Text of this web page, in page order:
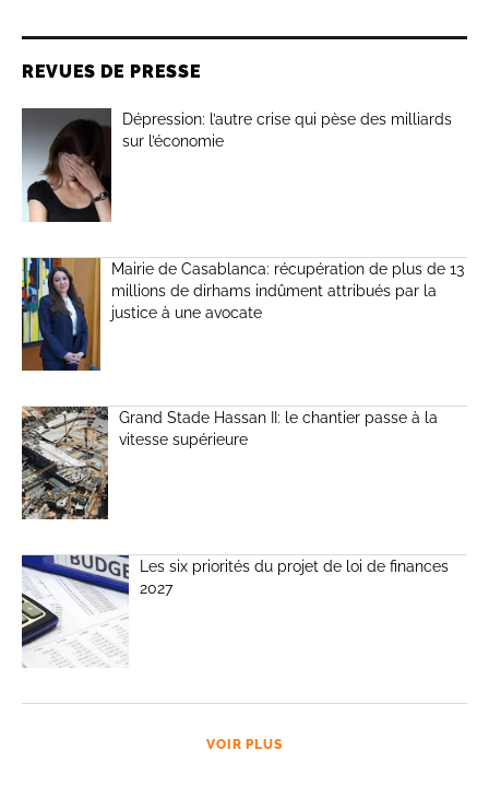
REVUES DE PRESSE
Dépression: l’autre crise qui pèse des milliards
sur l’économie
Mairie de Casablanca: récupération de plus de 13
millions de dirhams indûment attribués par la
justice à une avocate
Grand Stade Hassan II: le chantier passe à la
vitesse supérieure
Les six priorités du projet de loi de finances
2027
VOIR PLUS